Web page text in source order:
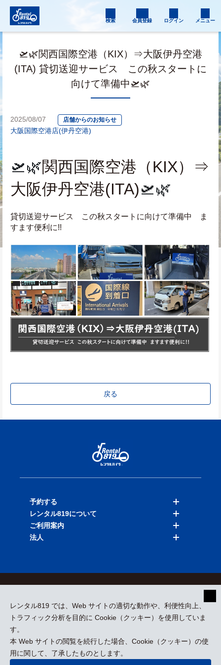
検索 会員登録 ログイン メニュー
🛫🌿関西国際空港（KIX）⇒大阪伊丹空港
(ITA) 貸切送迎サービス この秋スタートに
向けて準備中🛫🌿
2025/08/07 店舗からのお知らせ
大阪国際空港店(伊丹空港)
🛫🌿関西国際空港（KIX）⇒
大阪伊丹空港(ITA)🛫🌿
貸切送迎サービス　この秋スタートに向けて準備中　ま
すます便利に!!
戻る
レンタル819 では、Web サイトの適切な動作や、利便性向上、
トラフィック分析を目的に Cookie（クッキー）を使用していま
す。
本 Web サイトの閲覧を続行した場合、Cookie（クッキー）の使
用に関して、了承したものとします。
予約する
バイクを探す
店舗を探す
レンタル819について
料金表
ご利用案内
法人
採用情報
プレスリリース
kizuki Rental Service © All Rights Reserved.